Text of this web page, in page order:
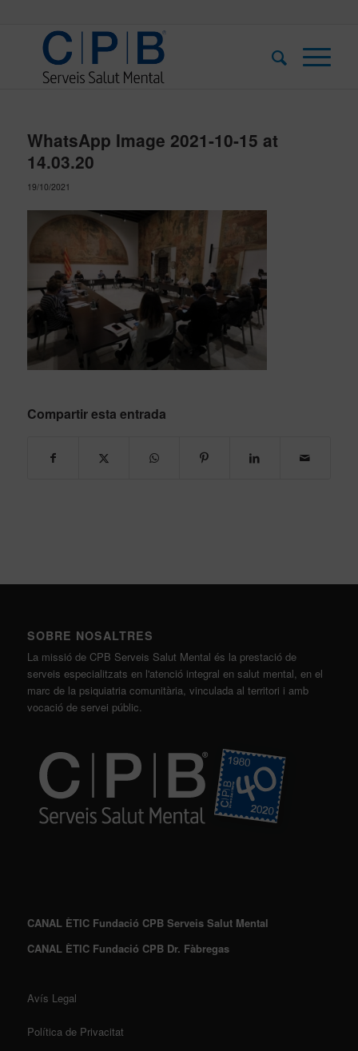
WhatsApp Image 2021-10-15 at
14.03.20
19/10/2021
Compartir esta entrada
SOBRE NOSALTRES
La missió de CPB Serveis Salut Mental és la prestació de
serveis especialitzats en l'atenció integral en salut mental, en el
marc de la psiquiatria comunitària, vinculada al territori i amb
vocació de servei públic.
CANAL ÈTIC Fundació CPB Serveis Salut Mental
CANAL ÈTIC Fundació CPB Dr. Fàbregas
Avís Legal
Política de Privacitat